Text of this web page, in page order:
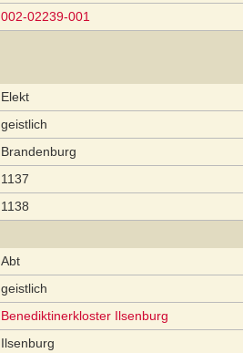
002-02239-001
Elekt
geistlich
Brandenburg
1137
1138
Abt
geistlich
Benediktinerkloster Ilsenburg
Ilsenburg